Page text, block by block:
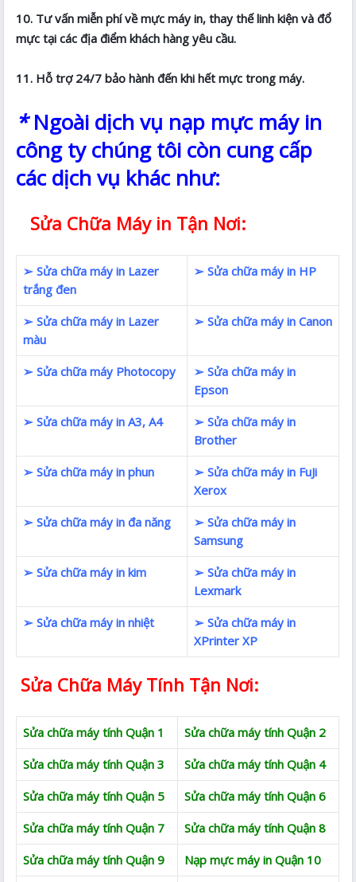
10. Tư vấn miễn phí về mực máy in, thay thế linh kiện và đổ
mực tại các địa điểm khách hàng yêu cầu.
11. Hỗ trợ 24/7 bảo hành đến khi hết mực trong máy.
*Ngoài dịch vụ nạp mực máy in
công ty chúng tôi còn cung cấp
các dịch vụ khác như:
Sửa Chữa Máy in Tận Nơi:
➢ Sửa chữa máy in Lazer
trắng đen
➢ Sửa chữa máy in HP
➢ Sửa chữa máy in Lazer
màu
➢ Sửa chữa máy in Canon
➢ Sửa chữa máy Photocopy
➢ Sửa chữa máy in
Epson
➢ Sửa chữa máy in A3, A4
➢ Sửa chữa máy in
Brother
➢ Sửa chữa máy in phun
➢ Sửa chữa máy in FuJi
Xerox
➢ Sửa chữa máy in đa năng
➢ Sửa chữa máy in
Samsung
➢ Sửa chữa máy in kim
➢ Sửa chữa máy in
Lexmark
➢ Sửa chữa máy in nhiệt
➢ Sửa chữa máy in
XPrinter XP
Sửa Chữa Máy Tính Tận Nơi:
Sửa chữa máy tính Quận 1
Sửa chữa máy tính Quận 2
Sửa chữa máy tính Quận 3
Sửa chữa máy tính Quận 4
Sửa chữa máy tính Quận 5
Sửa chữa máy tính Quận 6
Sửa chữa máy tính Quận 7
Sửa chữa máy tính Quận 8
Sửa chữa máy tính Quận 9
Nạp mực máy in Quận 10